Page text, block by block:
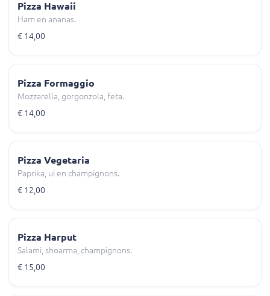
Pizza Hawaii
Ham en ananas.
€ 14,00
Pizza Formaggio
Mozzarella, gorgonzola, feta.
€ 14,00
Pizza Vegetaria
Paprika, ui en champignons.
€ 12,00
Pizza Harput
Salami, shoarma, champignons.
€ 15,00